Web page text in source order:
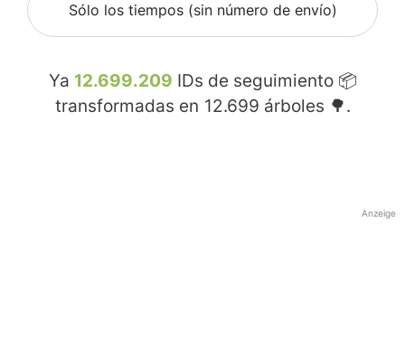
Sólo los tiempos (sin número de envío)
Ya 12.699.209 IDs de seguimiento 📦
transformadas en 12.699 árboles 🌳.
Anzeige